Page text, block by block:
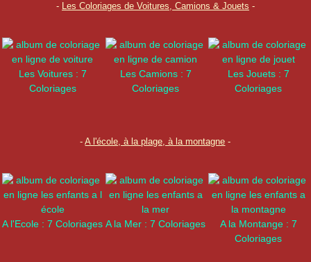
- Les Coloriages de Voitures, Camions & Jouets -
Les Voitures : 7
Coloriages
Les Camions : 7
Coloriages
Les Jouets : 7
Coloriages
-A l'école, à la plage, à la montagne -
A l'Ecole : 7 Coloriages A la Mer : 7 Coloriages
A la Montange : 7
Coloriages